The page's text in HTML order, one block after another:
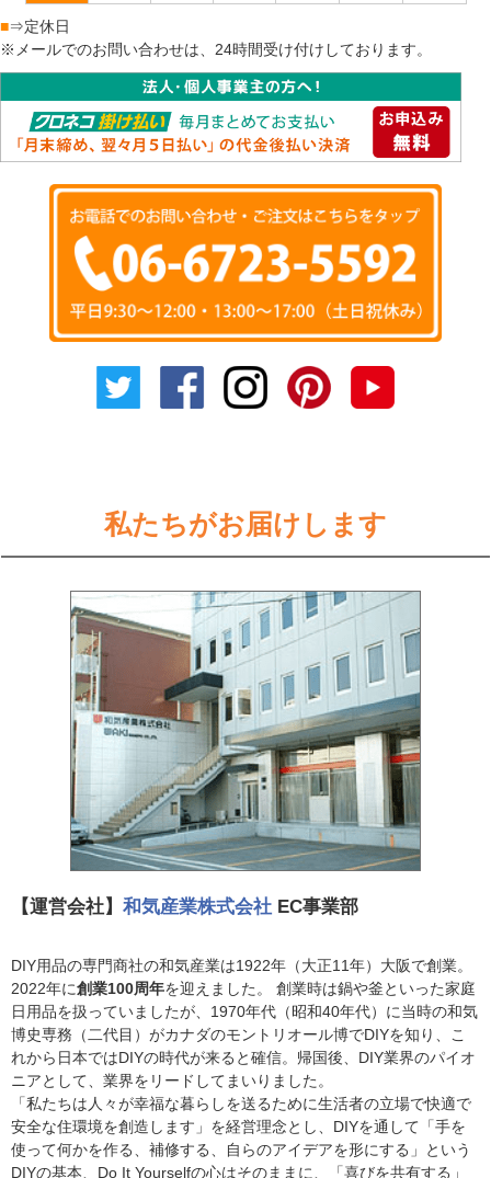
■⇒定休日
※メールでのお問い合わせは、24時間受け付けしております。
私たちがお届けします
【運営会社】 和気産業株式会社 EC事業部
DIY用品の専門商社の和気産業は1922年（大正11年）大阪で創業。
2022年に創業100周年を迎えました。 創業時は鍋や釜といった家庭
日用品を扱っていましたが、1970年代（昭和40年代）に当時の和気
博史専務（二代目）がカナダのモントリオール博でDIYを知り、こ
れから日本ではDIYの時代が来ると確信。帰国後、DIY業界のパイオ
ニアとして、業界をリードしてまいりました。
「私たちは人々が幸福な暮らしを送るために生活者の立場で快適で
安全な住環境を創造します」を経営理念とし、DIYを通して「手を
使って何かを作る、補修する、自らのアイデアを形にする」という
DIYの基本、Do It Yourselfの心はそのままに、「喜びを共有する」